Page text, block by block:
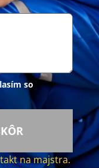
so
na majstra.